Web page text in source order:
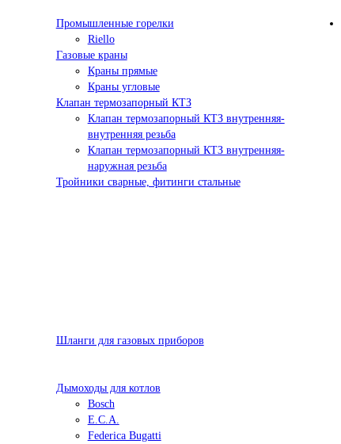
Промышленные горелки
Riello
Газовые краны
Краны прямые
Краны угловые
Клапан термозапорный КТЗ
Клапан термозапорный КТЗ внутренняя-
внутренняя резьба
Клапан термозапорный КТЗ внутренняя-
наружная резьба
Тройники сварные, фитинги стальные
Шланги для газовых приборов
Дымоходы для котлов
Bosch
E.C.A.
Federica Bugatti